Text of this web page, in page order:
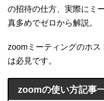
の招待の仕方、実際にミ
真多めでゼロから解説。
zoomミーティングのホ
は必見です。
zoomの使い方記事